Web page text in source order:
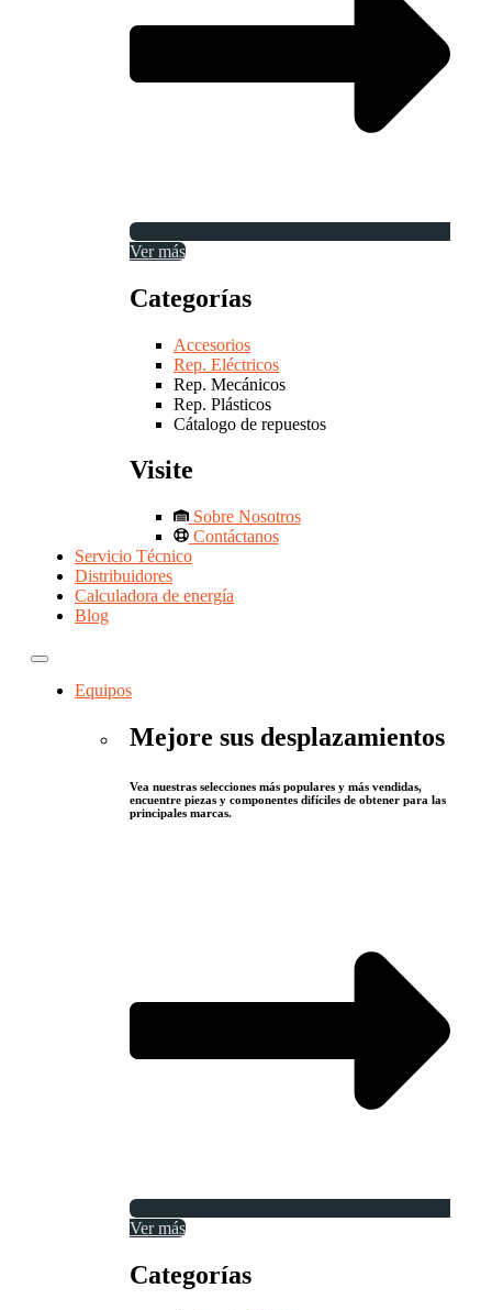
Ver más
Categorías
Accesorios
Rep. Eléctricos
Rep. Mecánicos
Rep. Plásticos
Cátalogo de repuestos
Visite
Sobre Nosotros
Contáctanos
Servicio Técnico
Distribuidores
Calculadora de energía
Blog
Equipos
Mejore sus desplazamientos
Vea nuestras selecciones más populares y más vendidas,
encuentre piezas y componentes difíciles de obtener para las
principales marcas.
Ver más
Categorías